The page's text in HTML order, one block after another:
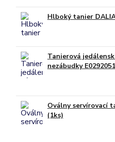
Hlboký tanier
Tanierová
nezábudky
Oválny servírovací
(1ks)